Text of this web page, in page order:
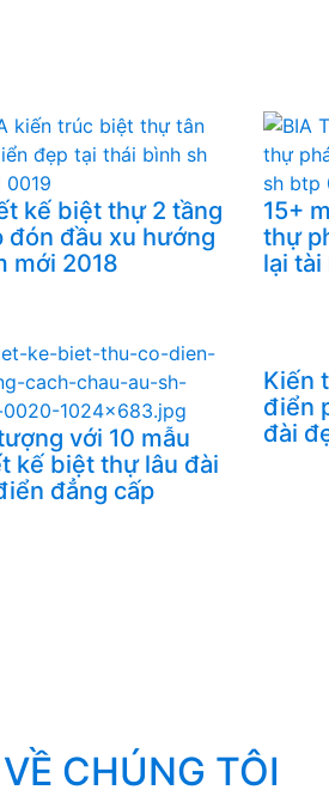
kế biệt thự 2 tầng
đón đầu xu hướng
mới 2018
15+
thự
lại tài
với 10 mẫu
kế biệt thự lâu đài
đẳng cấp
Kiến
điển
đài
CHÚNG TÔI